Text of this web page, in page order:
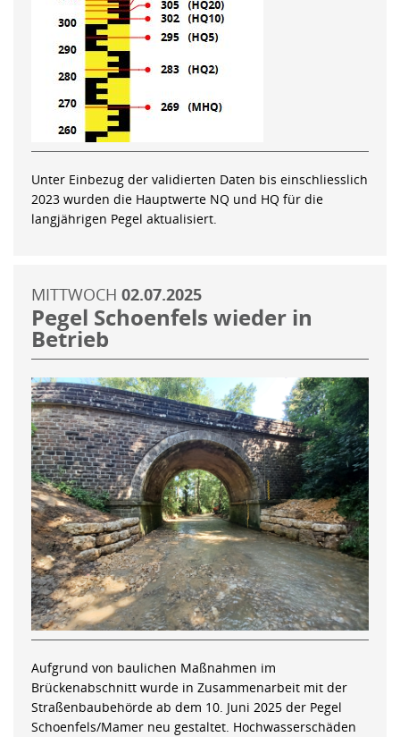
Unter Einbezug der validierten Daten bis einschliesslich
2023 wurden die Hauptwerte NQ und HQ für die
langjährigen Pegel aktualisiert.
MITTWOCH 02.07.2025
Pegel Schoenfels wieder in
Betrieb
Aufgrund von baulichen Maßnahmen im
Brückenabschnitt wurde in Zusammenarbeit mit der
Straßenbaubehörde ab dem 10. Juni 2025 der Pegel
Schoenfels/Mamer neu gestaltet. Hochwasserschäden